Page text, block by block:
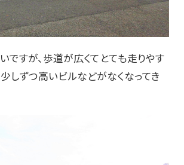
ですが、歩道が広くてとても走りやす
少しずつ高いビルなどがなくなってき